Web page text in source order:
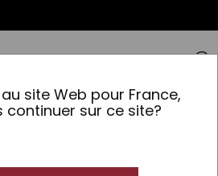
site Web pour France,
continuer sur ce site?
>Permanent > Coloration régulatrice de la